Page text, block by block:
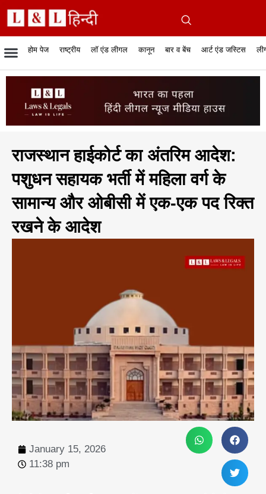
होम पेज राष्ट्रीय
रिपोर्टेबल जजमेंट सुप्रीम कोर्ट हाईकोर्ट
लॉ एंड लीगल
रिसर्च एनालाईसिस एंड लॉ केस स्टेटस
कानून
व्यापार में कानून फिल्में और कानून
बार व बेंच
बार एसोसिएशन बार
आर्ट एंड जस्टिस
जस्टिस एंड जस्टिस
राजस्थान हाईकोर्ट का अंतरिम आदेश:
पशुधन सहायक भर्ती में महिला वर्ग के
सामान्य और ओबीसी में एक-एक पद रिक्त
रखने के आदेश
January 15, 2026
11:38 pm